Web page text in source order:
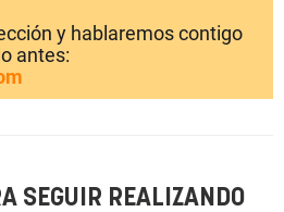
y hablaremos contigo
antes:
SEGUIR REALIZANDO